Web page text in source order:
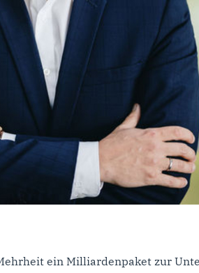
ein Milliardenpaket zur